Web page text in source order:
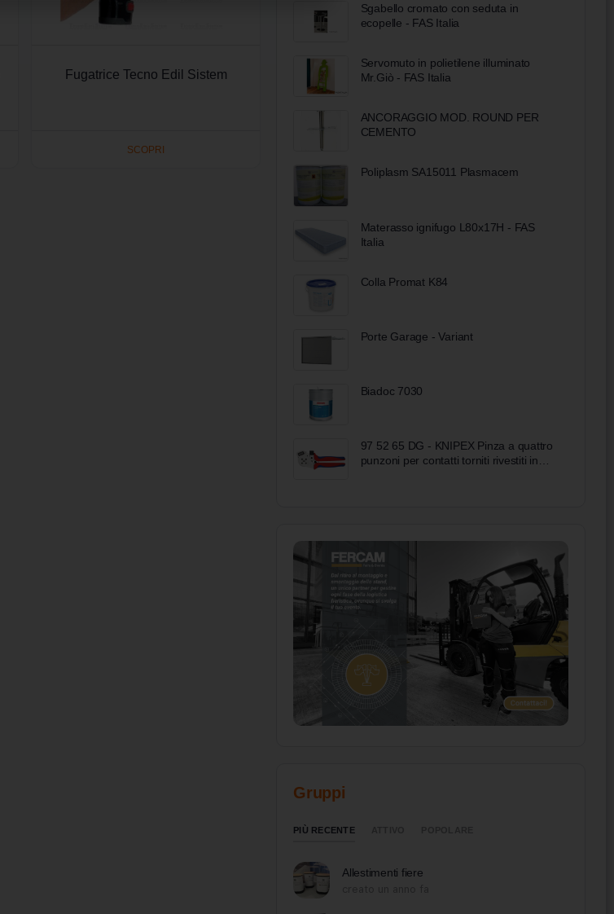
Fugatrice Tecno Edil Sistem
SCOPRI
Sgabello cromato con seduta in
ecopelle - FAS Italia
Servomuto in polietilene illuminato
Mr.Giò - FAS Italia
ANCORAGGIO MOD. ROUND PER
CEMENTO
Poliplasm SA15011 Plasmacem
Materasso ignifugo L80x17H - FAS
Italia
Colla Promat K84
Porte Garage - Variant
Biadoc 7030
97 52 65 DG - KNIPEX Pinza a quattro
punzoni per contatti torniti rivestiti in
Gruppi
PIÙ RECENTE
Allestimenti fiere